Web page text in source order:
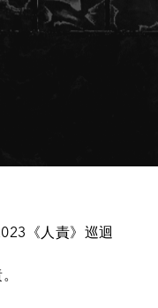
《人責》巡迴